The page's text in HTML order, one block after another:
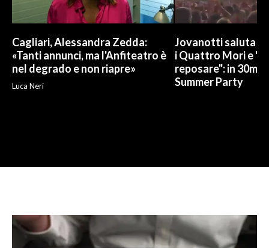
Cagliari, Alessandra Zedda:
«Tanti annunci, ma l'Anfiteatro è
nel degrado e non riapre»
Luca Neri
Jovanotti saluta la
i Quattro Mori e
reposare": in
Summer Party